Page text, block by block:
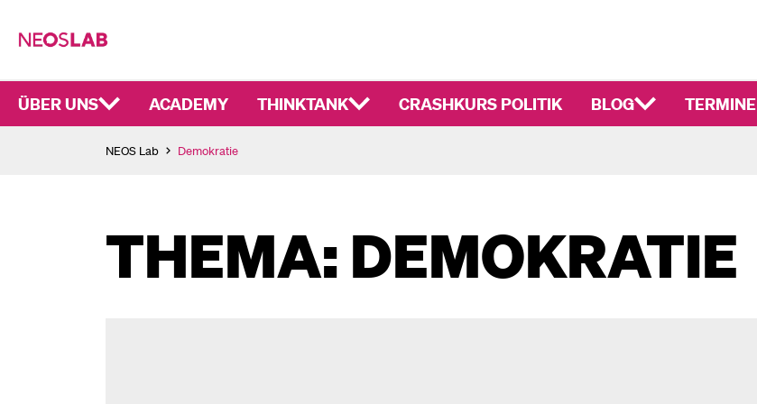
ÜBER UNS ACADEMY THINKTANK CRASHKURS POLITIK BLOG TERMINE
NEOS Lab Demokratie
THEMA: DEMOKRATIE